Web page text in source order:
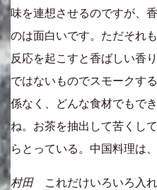
味を連想させるのですが、
のは面白いです。ただそれ
反応を起こすと香ばしい香
ではないものでスモークす
係なく、どんな食材でもで
ね。お茶を抽出して苦くし
らとっている。中国料理は、
村田これだけいろいろ入れ